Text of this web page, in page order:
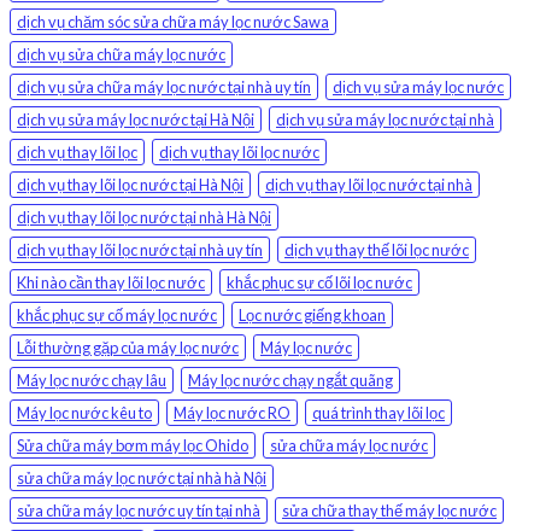
dịch vụ chăm sóc sửa chữa máy lọc nước Sawa
dịch vụ sửa chữa máy lọc nước
dịch vụ sửa chữa máy lọc nước tại nhà uy tín
dịch vụ sửa máy lọc nước
dịch vụ sửa máy lọc nước tại Hà Nội
dịch vụ sửa máy lọc nước tại nhà
dịch vụ thay lõi lọc
dịch vụ thay lõi lọc nước
dịch vụ thay lõi lọc nước tại Hà Nội
dịch vụ thay lõi lọc nước tại nhà
dịch vụ thay lõi lọc nước tại nhà Hà Nội
dịch vụ thay lõi lọc nước tại nhà uy tín
dịch vụ thay thế lõi lọc nước
Khi nào cần thay lõi lọc nước
khắc phục sự cố lõi lọc nước
khắc phục sự cố máy lọc nước
Lọc nước giếng khoan
Lỗi thường gặp của máy lọc nước
Máy lọc nước
Máy lọc nước chạy lâu
Máy lọc nước chạy ngắt quãng
Máy lọc nước kêu to
Máy lọc nước RO
quá trình thay lõi lọc
Sửa chữa máy bơm máy lọc Ohido
sửa chữa máy lọc nước
sửa chữa máy lọc nước tại nhà hà Nội
sửa chữa máy lọc nước uy tín tại nhà
sửa chữa thay thế máy lọc nước